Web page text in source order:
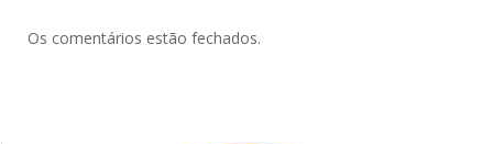
Os comentários estão fechados.